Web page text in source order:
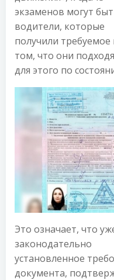
экзаменов могут
водители, которые
получили
том, что они
для этого по
Это означает, что
законодательно
установленное
документа,